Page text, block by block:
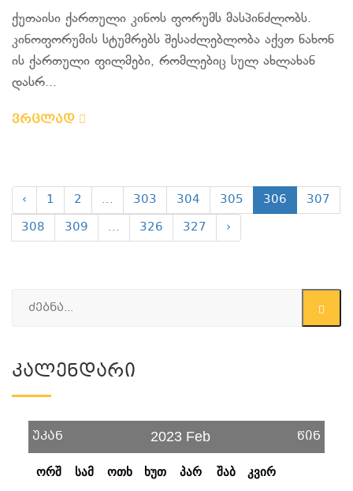
ქუთაისი ქართული კინოს ფორუმს მასპინძლობს.
კინოფორუმის სტუმრებს შესაძლებლობა აქვთ ნახონ
ის ქართული ფილმები, რომლებიც სულ ახლახან
დასრ...
ვრცლად
‹ 1 2 ... 303 304 305 306
307
308
309 ... 326 327 ›
Კალენდარი
უკან 2023 Feb წინ
ორშ სამ ოთხ ხუთ პარ შაბ კვირ